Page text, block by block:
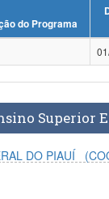
do Programa
Superior
DO PIAUÍ